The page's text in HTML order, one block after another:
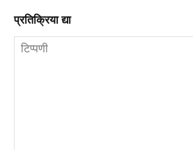
प्रतिक्रिया द्या